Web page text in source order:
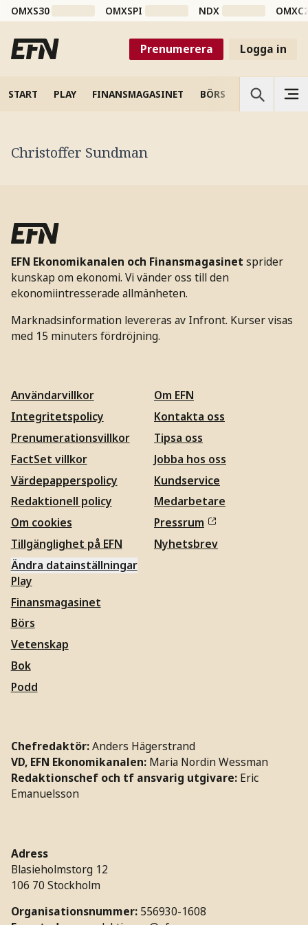
OMXS30 OMXSPI NDX
Prenumerera Logga in
START PLAY FINANSMAGASINET BÖRS VETENSKAP
Christoffer Sundman
EFN Ekonomikanalen och Finansmagasinet sprider
kunskap om ekonomi. Vi vänder oss till den
ekonomiintresserade allmänheten.
Marknadsinformation levereras av Infront. Kurser visas
med 15 minuters fördröjning.
Användarvillkor
Integritetspolicy
Prenumerationsvillkor
FactSet villkor
Värdepapperspolicy
Redaktionell policy
Om cookies
Tillgänglighet på EFN
Ändra datainställningar
Om EFN
Kontakta oss
Tipsa oss
Jobba hos oss
Kundservice
Medarbetare
Pressrum
Nyhetsbrev
Play
Finansmagasinet
Börs
Vetenskap
Bok
Podd
Chefredaktör:Anders Hägerstrand
VD, EFN Ekonomikanalen: Maria Nordin Wessman
Redaktionschef och tf ansvarig utgivare: Eric
Emanuelsson
Adress
Blasieholmstorg 12
106 70 Stockholm
Organisationsnummer: 556930-1608